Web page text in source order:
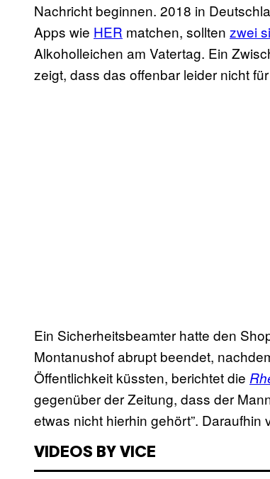
Nachricht beginnen. 2018 in
Apps wie HER matchen, sollten zwei
Alkoholleichen am Vatertag. Ein
zeigt, dass das offenbar leider nicht
Ein Sicherheitsbeamter hatte den
Montanushof abrupt beendet,
Öffentlichkeit küssten, berichtet die
gegenüber der Zeitung, dass der
etwas nicht hierhin gehört”.
VIDEOS BY VICE